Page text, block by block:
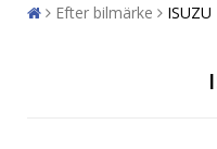
Efter bilmärke ISUZU